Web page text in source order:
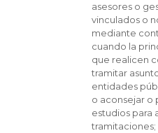
asesores o
vinculados o
mediante
cuando la
que realicen
tramitar
entidades
o aconsejar o
estudios para
tramitaciones;